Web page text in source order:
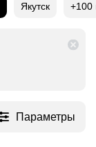
Якутск +100
Параметры